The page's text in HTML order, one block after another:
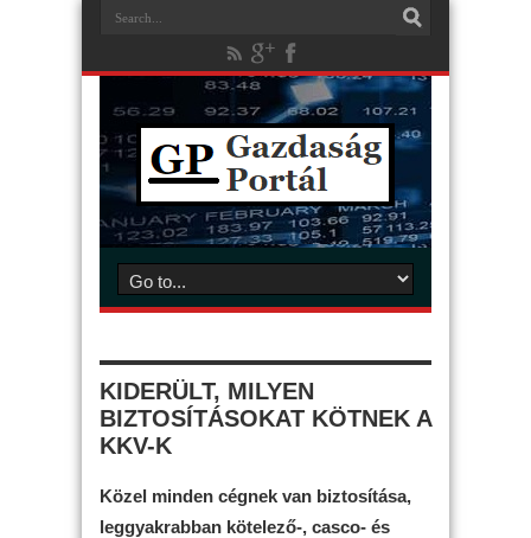
KIDERÜLT, MILYEN
BIZTOSÍTÁSOKAT KÖTNEK A
KKV-K
Közel minden cégnek van biztosítása,
leggyakrabban kötelező-, casco- és